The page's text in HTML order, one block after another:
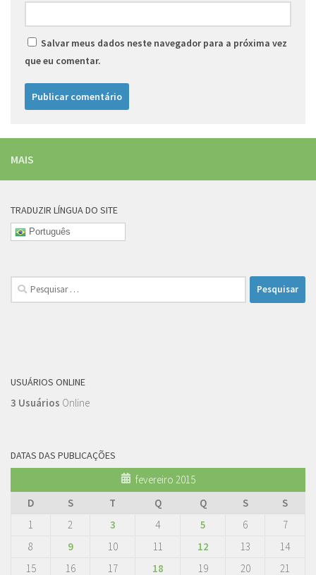
Salvar meus dados neste navegador para a próxima vez
que eu comentar.
MAIS
TRADUZIR LÍNGUA DO SITE
Português
Pesquisar
por:
USUÁRIOS ONLINE
3 Usuários Online
DATAS DAS PUBLICAÇÕES
fevereiro 2015
D
S T Q Q S
S
1
2 3 4 5 6
7
8
9 10 11 12 13
14
15
16 17 18 19 20 21